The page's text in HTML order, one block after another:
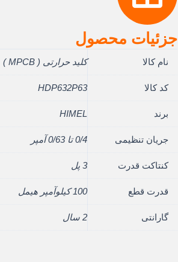
جزئیات محصول
نام کالا کلید حرارتی ( MPCB )
کد کالا HDP632P63
برند HIMEL
جریان تنظیمی 0/4 تا 0/63 آمپر
کنتاکت قدرت 3 پل
قدرت قطع 100 کیلوآمپر هیمل
گارانتی 2 سال